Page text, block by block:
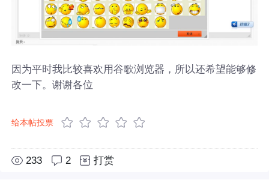
因为平时我比较喜欢用谷歌浏览器，所以还希望能够修
改一下。谢谢各位
给本帖投票
233 2 打赏